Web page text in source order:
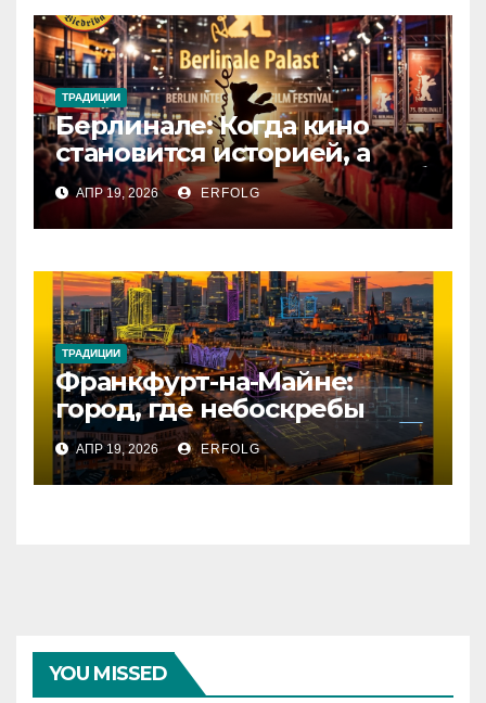
ТРАДИЦИИ
Берлинале: Когда кино
становится историей, а
зритель — частью магии!
АПР 19, 2026 ERFOLG
ТРАДИЦИИ
Франкфурт-на-Майне:
город, где небоскребы
встречаются с историей!
АПР 19, 2026 ERFOLG
YOU MISSED